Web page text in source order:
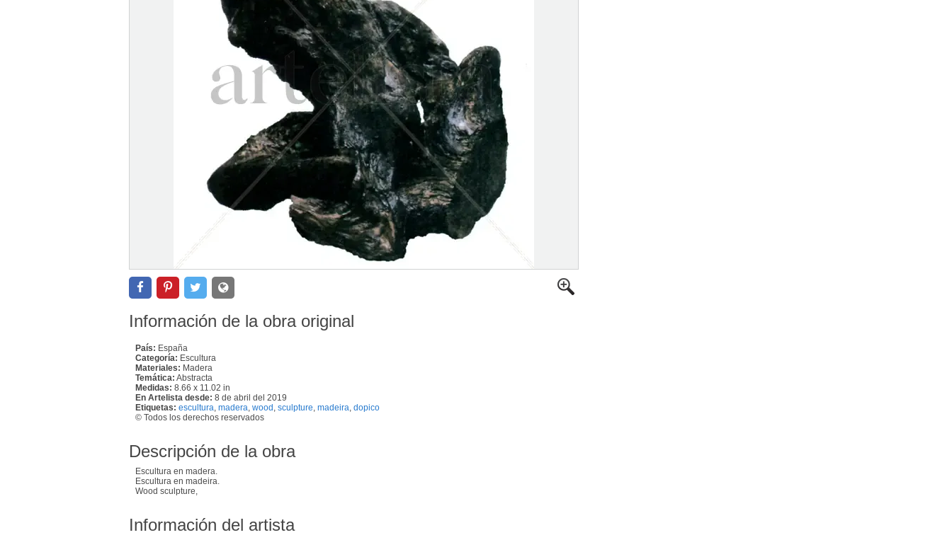
Información de la obra original
País: España
Categoría: Escultura
Materiales: Madera
Temática: Abstracta
Medidas: 8.66 x 11.02 in
En Artelista desde: 8 de abril del 2019
Etiquetas: escultura madera wood sculpture madeira dopico
© Todos los derechos reservados
Descripción de la obra
Escultura en madera.
Escultura en madeira.
Wood sculpture,
Información del artista